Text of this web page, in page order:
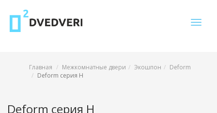
Toggle
Главная Межкомнатные двери Экошпон
Deform
Deform серия H
Deform серия H